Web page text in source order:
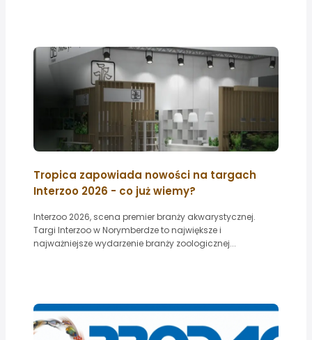
Tropica zapowiada nowości na targach
Interzoo 2026 - co już wiemy?
Interzoo 2026, scena premier branży akwarystycznej.
Targi Interzoo w Norymberdze to największe i
najważniejsze wydarzenie branży zoologicznej...